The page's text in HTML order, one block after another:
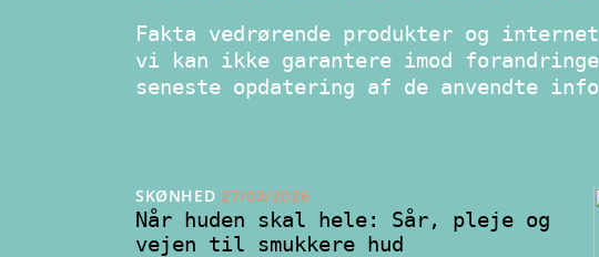
Fakta vedrørende produkter og
vi kan ikke garantere imod
seneste opdatering af de anvendte
SKØNHED 27/02/2026
Når huden skal hele: Sår, pleje og
vejen til smukkere hud